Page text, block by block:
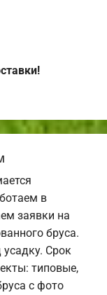
в
заявки на
бруса.
Срок
типовые,
с фото